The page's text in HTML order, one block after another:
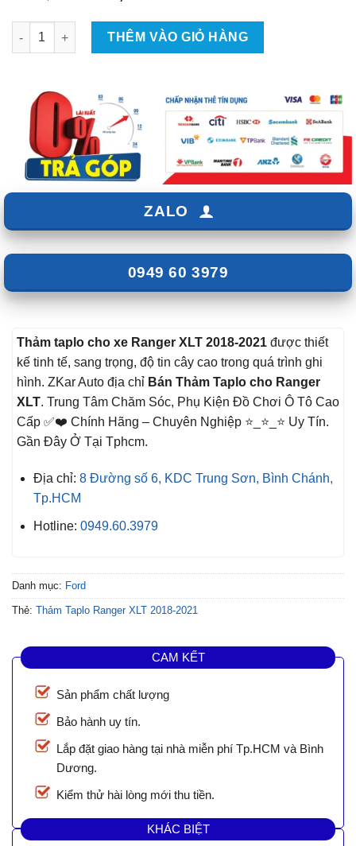
là:
₫430,000.
tại
là:
₫270,000.
Thảm Taplo Ranger XLT 2018-2021 số lượng
THÊM VÀO GIỎ HÀNG
ZALO
0949 60 3979
Thảm taplo cho xe Ranger XLT 2018-2021 được thiết
kế tinh tế, sang trọng, độ tin cây cao trong quá trình ghi
hình. ZKar Auto địa chỉ Bán Thảm Taplo cho Ranger
XLT. Trung Tâm Chăm Sóc, Phụ Kiện Đồ Chơi Ô Tô Cao
Cấp ✅❤️ Chính Hãng – Chuyên Nghiệp ⭐_⭐_⭐ Uy Tín.
Gần Đây Ở Tại Tphcm.
Địa chỉ: 8 Đường số 6, KDC Trung Sơn, Bình Chánh,
Tp.HCM
Hotline: 0949.60.3979
Danh mục: Ford
Thẻ: Thảm Taplo Ranger XLT 2018-2021
CAM KẾT
Sản phẩm chất lượng
Bảo hành uy tín.
Lắp đặt giao hàng tại nhà miễn phí Tp.HCM và Bình
Dương.
Kiểm thử hài lòng mới thu tiền.
KHÁC BIỆT